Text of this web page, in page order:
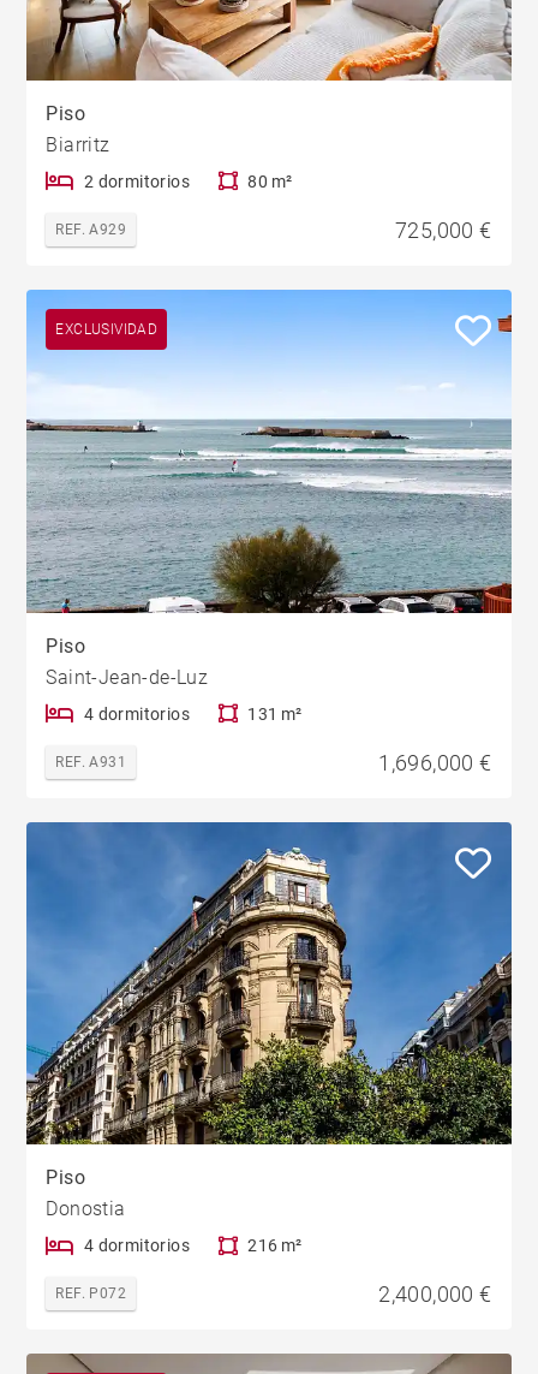
Piso
Biarritz
2 dormitorios 80 m²
REF. A929 725,000 €
EXCLUSIVIDAD
Piso
Saint-Jean-de-Luz
4 dormitorios 131 m²
REF. A931 1,696,000 €
Piso
Donostia
4 dormitorios 216 m²
REF. P072 2,400,000 €